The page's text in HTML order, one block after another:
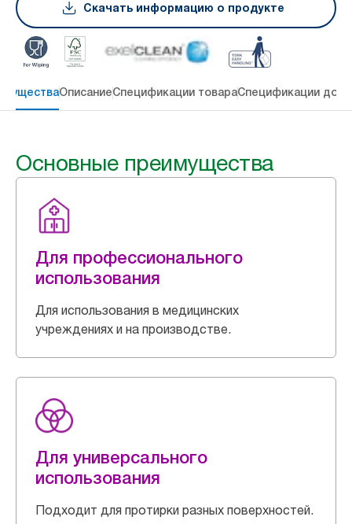
Скачать информацию о продукте
ОписаниеСпецификации товараСпецификации
Основные преимущества
Для профессионального
использования
Для использования в медицинских
учреждениях и на производстве.
Для универсального
использования
Подходит для протирки разных поверхностей.